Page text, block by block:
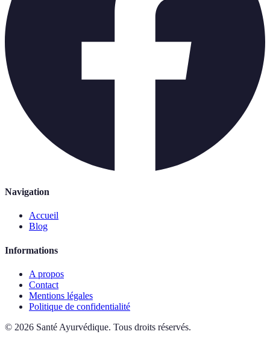
Navigation
Accueil
Blog
Informations
A propos
Contact
Mentions légales
Politique de confidentialité
© 2026 Santé Ayurvédique. Tous droits réservés.